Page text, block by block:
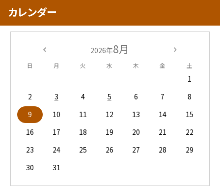
カレンダー
2026年8月
日 月 火 水 木 金 土
1
2
3 4 5 6 7
8
9
10 11 12 13 14
15
16
17 18 19 20 21
22
23
24 25 26 27 28
29
30
31